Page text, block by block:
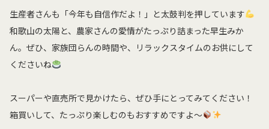
生産者さんも「今年も自信作だよ！」と太鼓判を押しています
和歌山の太陽と、農家さんの愛情がたっぷり詰まった早生みか
ん。ぜひ、家族団らんの時間や、リラックスタイムのお供にして
くださいね
スーパーや直売所で見かけたら、ぜひ手にとってみてください！
箱買いして、たっぷり楽しむのもおすすめですよ〜